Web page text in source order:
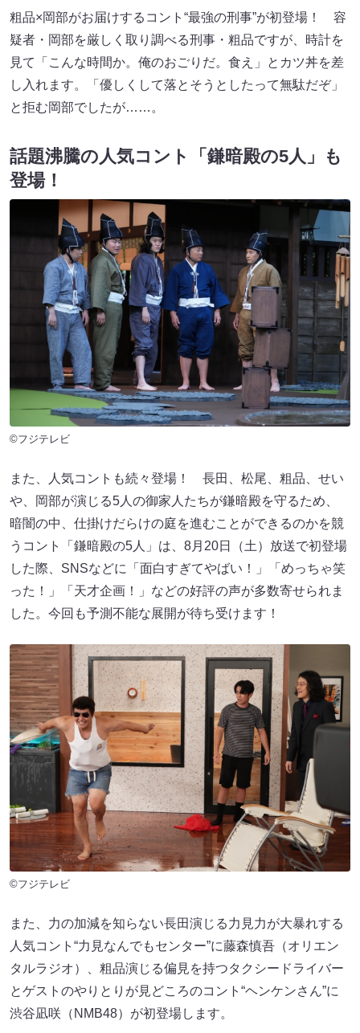
粗品×岡部がお届けするコント“最強の刑事”が初登場！ 容
疑者・岡部を厳しく取り調べる刑事・粗品ですが、時計を
見て「こんな時間か。俺のおごりだ。食え」とカツ丼を差
し入れます。「優しくして落とそうとしたって無駄だぞ」
と拒む岡部でしたが……。
話題沸騰の人気コント「鎌暗殿の5人」も
登場！
©フジテレビ
また、人気コントも続々登場！ 長田、松尾、粗品、せい
や、岡部が演じる5人の御家人たちが鎌暗殿を守るため、
暗闇の中、仕掛けだらけの庭を進むことができるのかを競
うコント「鎌暗殿の5人」は、8月20日（土）放送で初登場
した際、SNSなどに「面白すぎてやばい！」「めっちゃ笑
った！」「天才企画！」などの好評の声が多数寄せられま
した。今回も予測不能な展開が待ち受けます！
©フジテレビ
また、力の加減を知らない長田演じる力見力が大暴れする
人気コント“力見なんでもセンター”に藤森慎吾（オリエン
タルラジオ）、粗品演じる偏見を持つタクシードライバー
とゲストのやりとりが見どころのコント“ヘンケンさん”に
渋谷凪咲（NMB48）が初登場します。